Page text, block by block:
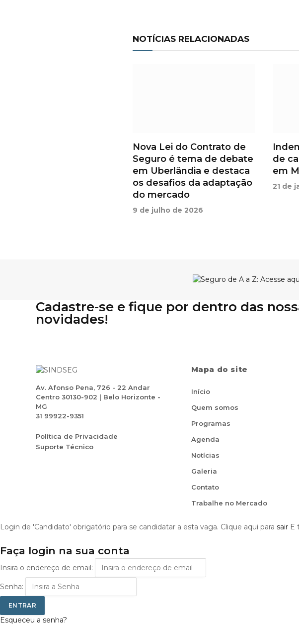
NOTÍCIAS RELACIONADAS
Nova Lei do Contrato de
Seguro é tema de debate
em Uberlândia e destaca
os desafios da adaptação
do mercado
9 de julho de 2026
de
em
21 de
Cadastre-se e fique por dentro das
novidades!
Av. Afonso Pena, 726 - 22 Andar
Centro 30130-902 | Belo Horizonte -
MG
31 99922-9351
Política de Privacidade
Suporte Técnico
Mapa do site
Início
Quem somos
Programas
Agenda
Notícias
Galeria
Contato
Trabalhe no Mercado
Login de 'Candidato' obrigatório para se candidatar a esta vaga. Clique aqui para sair E
Faça login na sua conta
Insira o endereço de email:
Senha:
Esqueceu a senha?